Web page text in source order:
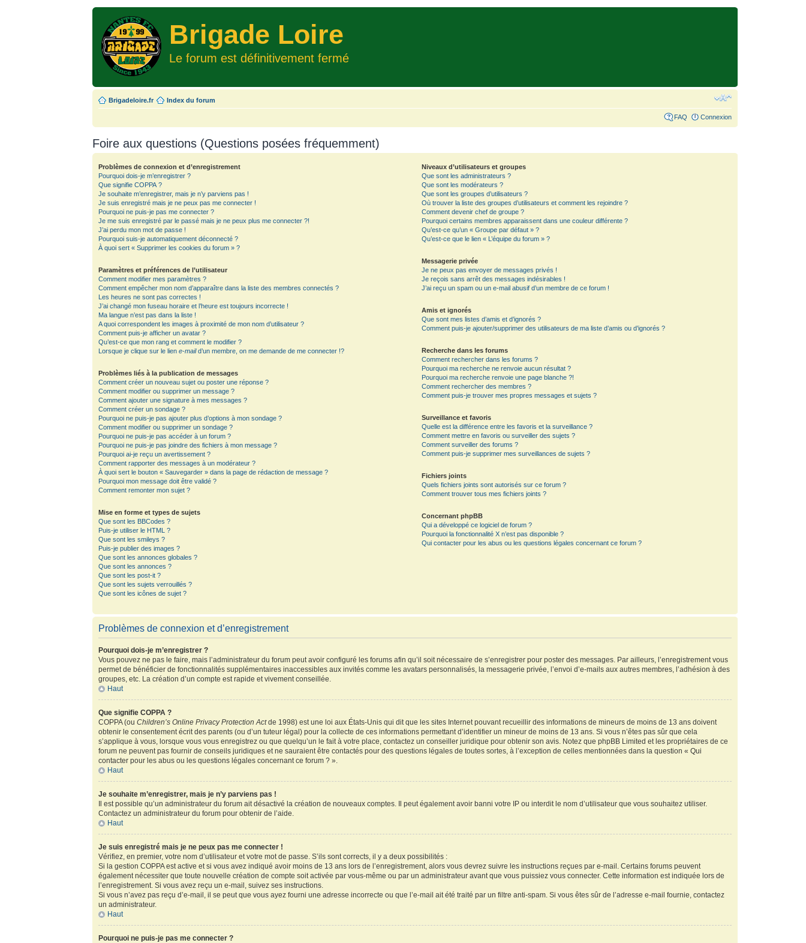
Brigade Loire
Le forum est définitivement fermé
Brigadeloire.fr Index du forum
FAQ Connexion
Foire aux questions (Questions posées fréquemment)
Problèmes de connexion et d’enregistrement
Pourquoi dois-je m’enregistrer ?
Que signifie COPPA ?
Je souhaite m’enregistrer, mais je n’y parviens pas !
Je suis enregistré mais je ne peux pas me connecter !
Pourquoi ne puis-je pas me connecter ?
Je me suis enregistré par le passé mais je ne peux plus me connecter ?!
J’ai perdu mon mot de passe !
Pourquoi suis-je automatiquement déconnecté ?
À quoi sert « Supprimer les cookies du forum » ?
Paramètres et préférences de l’utilisateur
Comment modifier mes paramètres ?
Comment empêcher mon nom d’apparaître dans la liste des membres connectés ?
Les heures ne sont pas correctes !
J’ai changé mon fuseau horaire et l’heure est toujours incorrecte !
Ma langue n’est pas dans la liste !
A quoi correspondent les images à proximité de mon nom d’utilisateur ?
Comment puis-je afficher un avatar ?
Qu’est-ce que mon rang et comment le modifier ?
Lorsque je clique sur le liene-maild’un membre, on me demande de me connecter !?
Problèmes liés à la publication de messages
Comment créer un nouveau sujet ou poster une réponse ?
Comment modifier ou supprimer un message ?
Comment ajouter une signature à mes messages ?
Comment créer un sondage ?
Pourquoi ne puis-je pas ajouter plus d’options à mon sondage ?
Comment modifier ou supprimer un sondage ?
Pourquoi ne puis-je pas accéder à un forum ?
Pourquoi ne puis-je pas joindre des fichiers à mon message ?
Pourquoi ai-je reçu un avertissement ?
Comment rapporter des messages à un modérateur ?
À quoi sert le bouton « Sauvegarder » dans la page de rédaction de message ?
Pourquoi mon message doit être validé ?
Comment remonter mon sujet ?
Mise en forme et types de sujets
Que sont les BBCodes ?
Puis-je utiliser le HTML ?
Que sont les smileys ?
Puis-je publier des images ?
Que sont les annonces globales ?
Que sont les annonces ?
Que sont les post-it ?
Que sont les sujets verrouillés ?
Que sont les icônes de sujet ?
Niveaux d’utilisateurs et groupes
Que sont les administrateurs ?
Que sont les modérateurs ?
Que sont les groupes d’utilisateurs ?
Où trouver la liste des groupes d’utilisateurs et comment les rejoindre ?
Comment devenir chef de groupe ?
Pourquoi certains membres apparaissent dans une couleur différente ?
Qu’est-ce qu’un « Groupe par défaut » ?
Qu’est-ce que le lien « L’équipe du forum » ?
Messagerie privée
Je ne peux pas envoyer de messages privés !
Je reçois sans arrêt des messages indésirables !
J’ai reçu un spam ou un e-mail abusif d’un membre de ce forum !
Amis et ignorés
Que sont mes listes d’amis et d’ignorés ?
Comment puis-je ajouter/supprimer des utilisateurs de ma liste d’amis ou d’ignorés ?
Recherche dans les forums
Comment rechercher dans les forums ?
Pourquoi ma recherche ne renvoie aucun résultat ?
Pourquoi ma recherche renvoie une page blanche ?!
Comment rechercher des membres ?
Comment puis-je trouver mes propres messages et sujets ?
Surveillance et favoris
Quelle est la différence entre les favoris et la surveillance ?
Comment mettre en favoris ou surveiller des sujets ?
Comment surveiller des forums ?
Comment puis-je supprimer mes surveillances de sujets ?
Fichiers joints
Quels fichiers joints sont autorisés sur ce forum ?
Comment trouver tous mes fichiers joints ?
Concernant phpBB
Qui a développé ce logiciel de forum ?
Pourquoi la fonctionnalité X n’est pas disponible ?
Qui contacter pour les abus ou les questions légales concernant ce forum ?
Problèmes de connexion et d’enregistrement
Pourquoi dois-je m’enregistrer ?
Vous pouvez ne pas le faire, mais l’administrateur du forum peut avoir configuré les forums afin qu’il soit nécessaire de s’enregistrer pour poster des messages. Par ailleurs, l’enregistrement vous
permet de bénéficier de fonctionnalités supplémentaires inaccessibles aux invités comme les avatars personnalisés, la messagerie privée, l’envoi d’e-mails aux autres membres, l’adhésion à des
groupes, etc. La création d’un compte est rapide et vivement conseillée.
Haut
Que signifie COPPA ?
COPPA (ouChildren’s Online Privacy Protection Actde 1998) est une loi aux États-Unis qui dit que les sites Internet pouvant recueillir des informations de mineurs de moins de 13 ans doivent
obtenir le consentement écrit des parents (ou d’un tuteur légal) pour la collecte de ces informations permettant d’identifier un mineur de moins de 13 ans. Si vous n’êtes pas sûr que cela
s’applique à vous, lorsque vous vous enregistrez ou que quelqu’un le fait à votre place, contactez un conseiller juridique pour obtenir son avis. Notez que phpBB Limited et les propriétaires de ce
forum ne peuvent pas fournir de conseils juridiques et ne sauraient être contactés pour des questions légales de toutes sortes, à l’exception de celles mentionnées dans la question « Qui
contacter pour les abus ou les questions légales concernant ce forum ? ».
Haut
Je souhaite m’enregistrer, mais je n’y parviens pas !
Il est possible qu’un administrateur du forum ait désactivé la création de nouveaux comptes. Il peut également avoir banni votre IP ou interdit le nom d’utilisateur que vous souhaitez utiliser.
Contactez un administrateur du forum pour obtenir de l’aide.
Haut
Je suis enregistré mais je ne peux pas me connecter !
Vérifiez, en premier, votre nom d’utilisateur et votre mot de passe. S’ils sont corrects, il y a deux possibilités :
Si la gestion COPPA est active et si vous avez indiqué avoir moins de 13 ans lors de l’enregistrement, alors vous devrez suivre les instructions reçues par e-mail. Certains forums peuvent
également nécessiter que toute nouvelle création de compte soit activée par vous-même ou par un administrateur avant que vous puissiez vous connecter. Cette information est indiquée lors de
l’enregistrement. Si vous avez reçu un e-mail, suivez ses instructions.
Si vous n’avez pas reçu d’e-mail, il se peut que vous ayez fourni une adresse incorrecte ou que l’e-mail ait été traité par un filtre anti-spam. Si vous êtes sûr de l’adresse e-mail fournie, contactez
un administrateur.
Haut
Pourquoi ne puis-je pas me connecter ?